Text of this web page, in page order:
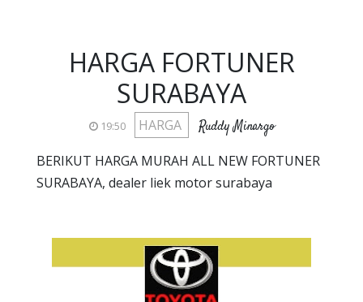
HARGA FORTUNER
SURABAYA
19:50 HARGA Ruddy Minargo
BERIKUT HARGA MURAH ALL NEW FORTUNER
SURABAYA, dealer liek motor surabaya